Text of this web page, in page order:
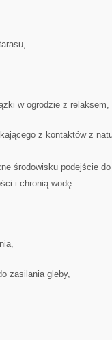
w ogrodzie z relaksem,
z kontaktów z
środowisku podejście
i chronią wodę.
zasilania gleby,